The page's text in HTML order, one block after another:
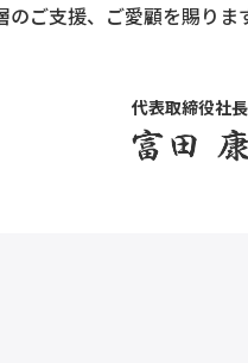
ご支援、ご愛顧を賜りま
代表取締役社長